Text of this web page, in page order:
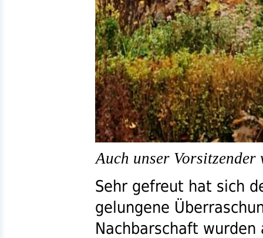
Auch unser
Sehr gefreut hat sich
gelungene
Nachbarschaft